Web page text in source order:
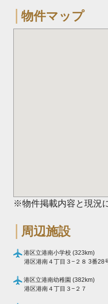
物件マップ
※物件掲載内容と現況
周辺施設
港区立港南小学校 (323km)
港区港南４丁目３−２８ 3番28
港区立港南幼稚園 (382km)
港区港南４丁目３−２７